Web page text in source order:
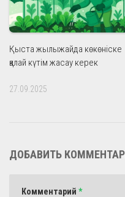
Қыста жылыжайда көкөніске
қалай күтім жасау керек
27.09.2025
ДОБАВИТЬ
Комментарий *